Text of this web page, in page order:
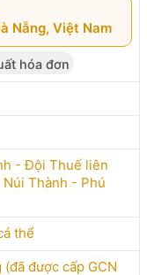
Nẵng, Việt Nam
hóa đơn
- Đội Thuế liên
Thành - Phú
thể
được cấp GCN